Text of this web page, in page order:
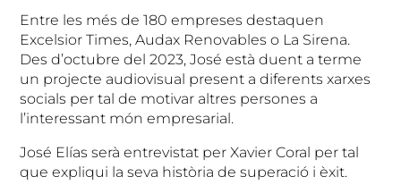
Entre les més de 180 empreses destaquen
Excelsior Times, Audax Renovables o La Sirena.
Des d’octubre del 2023, José està duent a terme
un projecte audiovisual present a diferents xarxes
socials per tal de motivar altres persones a
l’interessant món empresarial.
José Elías serà entrevistat per Xavier Coral per tal
que expliqui la seva història de superació i èxit.